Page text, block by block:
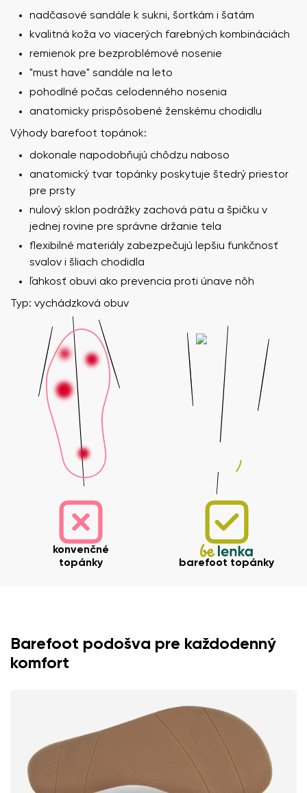
nadčasové sandále k sukni, šortkám i šatám
kvalitná koža vo viacerých farebných kombináciách
remienok pre bezproblémové nosenie
"must have" sandále na leto
pohodlné počas celodenného nosenia
anatomicky prispôsobené ženskému chodidlu
Výhody barefoot topánok:
dokonale napodobňujú chôdzu naboso
anatomický tvar topánky poskytuje štedrý priestor
pre prsty
nulový sklon podrážky zachová pätu a špičku v
jednej rovine pre správne držanie tela
flexibilné materiály zabezpečujú lepšiu funkčnosť
svalov i šliach chodidla
ľahkosť obuvi ako prevencia proti únave nôh
Typ: vychádzková obuv
konvenčné
topánky
barefoot topánky
Barefoot podošva pre každodenný
komfort
Váš e-mail
Vaše meno Variant